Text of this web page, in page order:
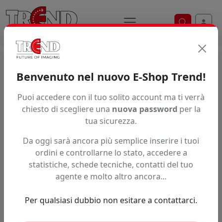
Ricerca
Trend S.r.l.
stampa digitale dal 1997
Benvenuto nel nuovo E-Shop Trend!
Puoi accedere con il tuo solito account ma ti verrà
chiesto di scegliere una nuova password per la
tua sicurezza.
Da oggi sarà ancora più semplice inserire i tuoi
ordini e controllarne lo stato, accedere a
statistiche, schede tecniche, contatti del tuo
agente e molto altro ancora...
Per qualsiasi dubbio non esitare a contattarci.